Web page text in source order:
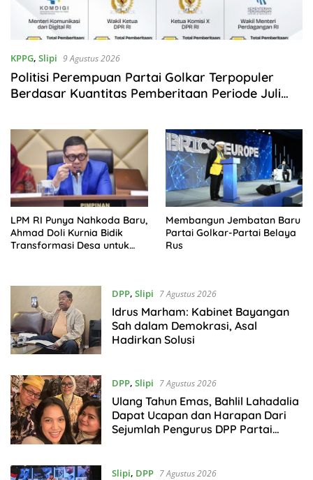
KPPG, Slipi 9 Agustus 2026
Politisi Perempuan Partai Golkar Terpopuler
Berdasar Kuantitas Pemberitaan Periode Juli
LPM RI Punya Nahkoda Baru,
Ahmad Doli Kurnia Bidik
Transformasi Desa untuk
Membangun Jembatan Baru
Partai Golkar-Partai Belaya
Rus
DPP, Slipi 7 Agustus 2026
Idrus Marham: Kabinet Bayangan
Sah dalam Demokrasi, Asal
Hadirkan Solusi
DPP, Slipi 7 Agustus 2026
Ulang Tahun Emas, Bahlil Lahadalia
Dapat Ucapan dan Harapan Dari
Sejumlah Pengurus DPP Partai
Slipi, DPP 7 Agustus 2026